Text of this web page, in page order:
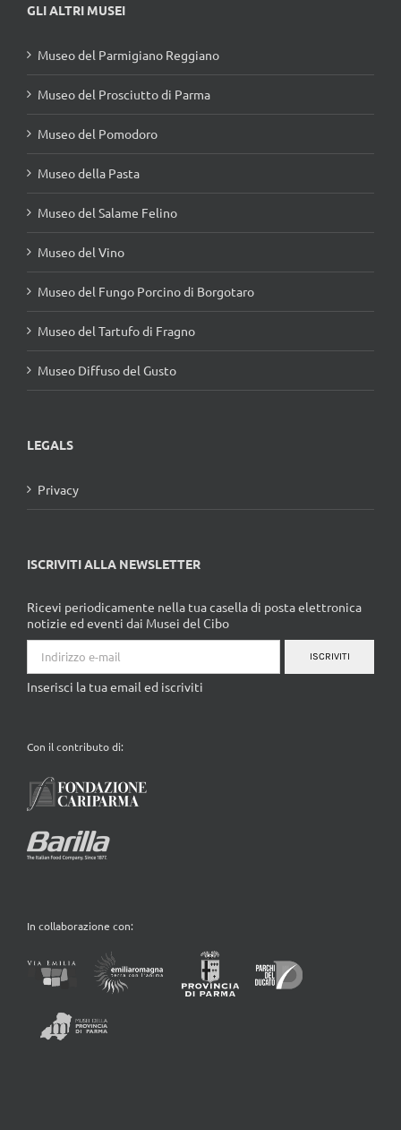
GLI ALTRI MUSEI
Museo del Parmigiano Reggiano
Museo del Prosciutto di Parma
Museo del Pomodoro
Museo della Pasta
Museo del Salame Felino
Museo del Vino
Museo del Fungo Porcino di Borgotaro
Museo del Tartufo di Fragno
Museo Diffuso del Gusto
LEGALS
Privacy
ISCRIVITI ALLA NEWSLETTER
Ricevi periodicamente nella tua casella di posta elettronica
notizie ed eventi dai Musei del Cibo
ISCRIVITI
Inserisci la tua email ed iscriviti
Con il contributo di:
In collaborazione con: